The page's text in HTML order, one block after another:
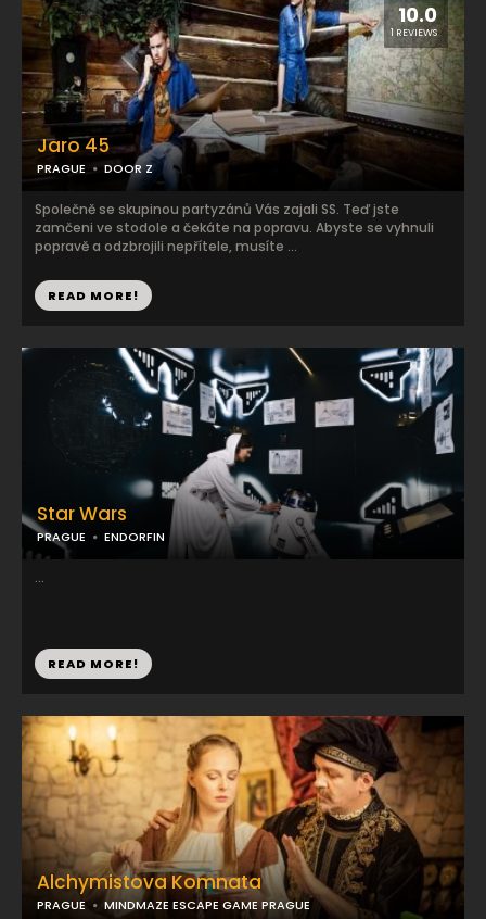
10.0
1 REVIEWS
Jaro 45
PRAGUE DOOR Z
Společně se skupinou partyzánů Vás zajali SS. Teď jste
zamčeni ve stodole a čekáte na popravu. Abyste se vyhnuli
popravě a odzbrojili nepřítele, musíte ...
READ MORE!
Star Wars
PRAGUE ENDORFIN
...
READ MORE!
Alchymistova Komnata
PRAGUE MINDMAZE ESCAPE GAME PRAGUE